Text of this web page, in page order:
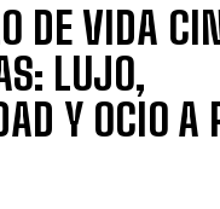
DE VIDA
LUJO,
Y OCIO A